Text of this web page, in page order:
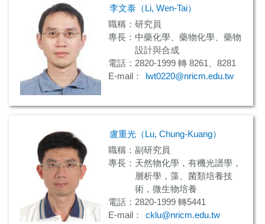
李文泰（Li, Wen-Tai）
職稱：研究員
專長：中藥化學、藥物化學、藥物
設計與合成
電話：2820-1999 轉 8261、8281
E-mail：
lwt0220@nricm.edu.tw
盧重光（Lu, Chung-Kuang）
職稱：副研究員
專長：天然物化學，有機光譜學，
層析學，藻、菌類培養技
術，微生物培養
電話：2820-1999 轉5441
E-mail：
cklu@nricm.edu.tw